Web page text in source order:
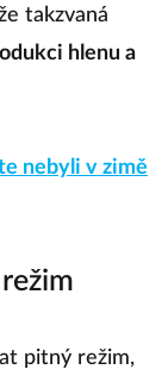
takzvaná
hlenu a
nebyli v zimě
pitný režim,